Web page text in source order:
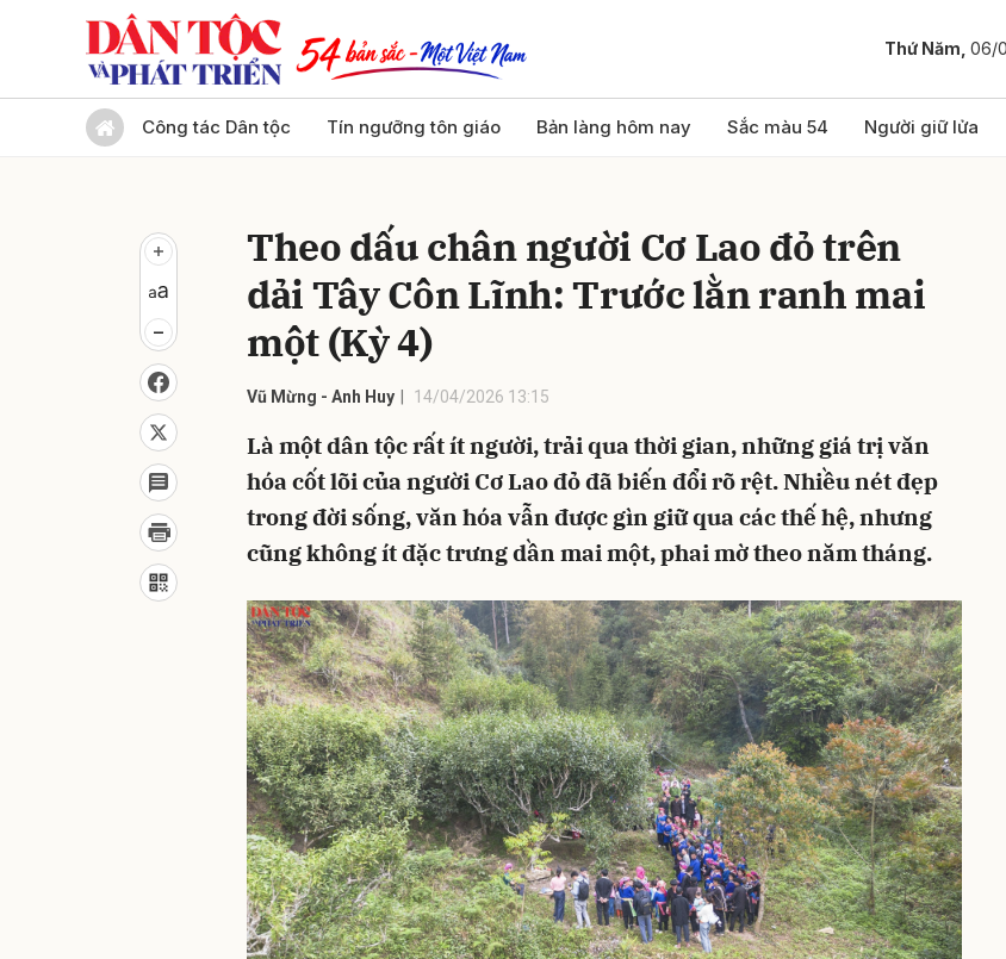
Thứ Năm, 06/
Công tác Dân tộc Tín ngưỡng tôn giáo Bản làng hôm nay Sắc màu 54 Người giữ lửa
Theo dấu chân người Cơ Lao đỏ trên
dải Tây Côn Lĩnh: Trước lằn ranh mai
một (Kỳ 4)
Vũ Mừng - Anh Huy 14/04/2026 13:15
Là một dân tộc rất ít người, trải qua thời gian, những giá trị văn
hóa cốt lõi của người Cơ Lao đỏ đã biến đổi rõ rệt. Nhiều nét đẹp
trong đời sống, văn hóa vẫn được gìn giữ qua các thế hệ, nhưng
cũng không ít đặc trưng dần mai một, phai mờ theo năm tháng.
Gửi bình luận